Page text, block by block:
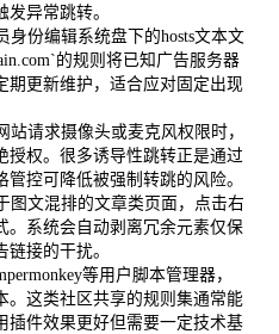
异常跳转。
身份编辑系统盘下的hosts文本文
的规则将已知广告服务器
期更新维护，适合应对固定出现
请求摄像头或麦克风权限时，
授权。很多诱导性跳转正是通过
控可降低被强制转跳的风险。
图文混排的文章类页面，点击右
。系统会自动剥离冗余元素仅保
接的干扰。
等用户脚本管理器，
。这类社区共享的规则集通常能
插件效果更好但需要一定技术基